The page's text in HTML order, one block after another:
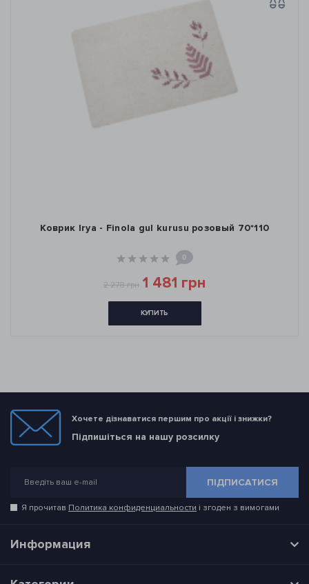
Коврик Irya - Finola gul kurusu розовый 70*110
0
2 278 грн 1 481 грн
КУПИТЬ
Хочете дізнаватися першим про акції і знижки?
Підпишіться на нашу розсилку
ПІДПИСАТИСЯ
Я прочитав Политика конфиденциальности і згоден з вимогами
Информация